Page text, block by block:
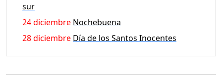
sur
24 diciembre Nochebuena
28 diciembre Día de los Santos Inocentes